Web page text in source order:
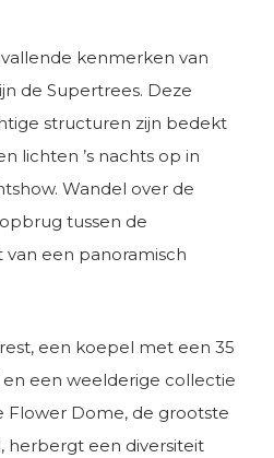
kenmerken van
de Supertrees. Deze
structuren zijn bedekt
lichten ’s nachts op in
Wandel over de
tussen de
een panoramisch
een koepel met een 35
een weelderige collectie
Flower Dome, de grootste
herbergt een diversiteit